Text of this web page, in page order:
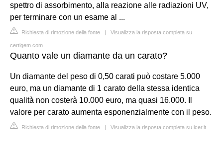
spettro di assorbimento, alla reazione alle radiazioni UV,
per terminare con un esame al ...
Richiesta di rimozione della fonte | Visualizza la risposta completa su
certigem.com
Quanto vale un diamante da un carato?
Un diamante del peso di 0,50 carati può costare 5.000
euro, ma un diamante di 1 carato della stessa identica
qualità non costerà 10.000 euro, ma quasi 16.000. Il
valore per carato aumenta esponenzialmente con il peso.
Richiesta di rimozione della fonte | Visualizza la risposta completa su icer.it